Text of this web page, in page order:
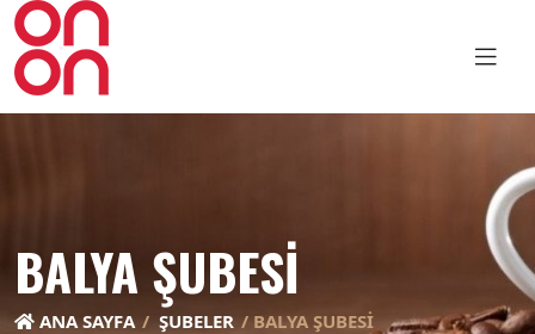
BALYA ŞUBESİ
ANA SAYFA ŞUBELER BALYA ŞUBESİ